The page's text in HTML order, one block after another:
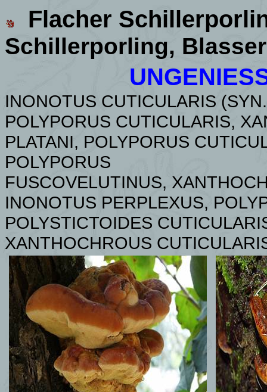
Flacher
Schillerporling,
INONOTUS CUTICULARIS
POLYPORUS CUTICULARIS,
PLATANI, POLYPORUS
POLYPORUS
FUSCOVELUTINUS,
INONOTUS PERPLEXUS,
POLYSTICTOIDES
XANTHOCHROUS